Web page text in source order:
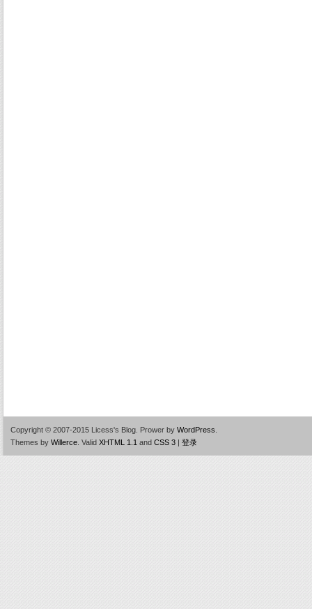
Copyright © 2007-2015 Licess's Blog. Prower by WordPress
Themes by Willerce Valid XHTML 1.1 and CSS 3 | 登录